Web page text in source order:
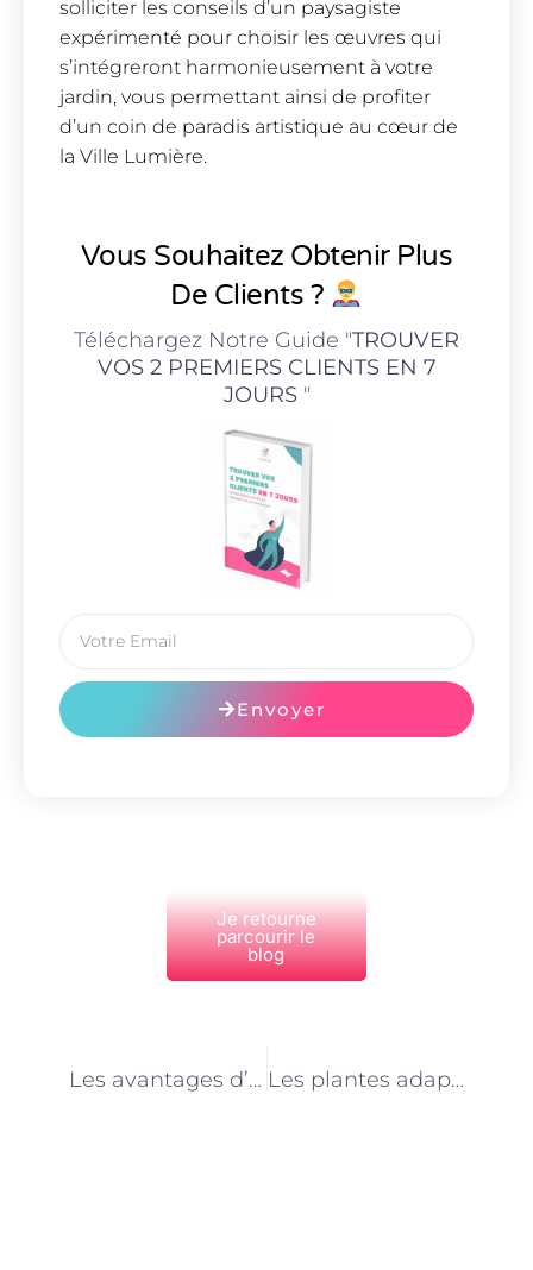
solliciter les conseils d’un paysagiste
expérimenté pour choisir les œuvres qui
s’intégreront harmonieusement à votre
jardin, vous permettant ainsi de profiter
d’un coin de paradis artistique au cœur de
la Ville Lumière.
Vous Souhaitez Obtenir Plus
De Clients ?
Téléchargez Notre Guide "TROUVER
VOS 2 PREMIERS CLIENTS EN 7
JOURS"
Envoyer
Je retourne
parcourir le
blog
Les avantages d’un toit végétalisé à Paris : conseils d’un jardinier paysagiste Les plantes adaptées à l’ombre pour votre jardin parisien : recommandations d’un expert paysagiste